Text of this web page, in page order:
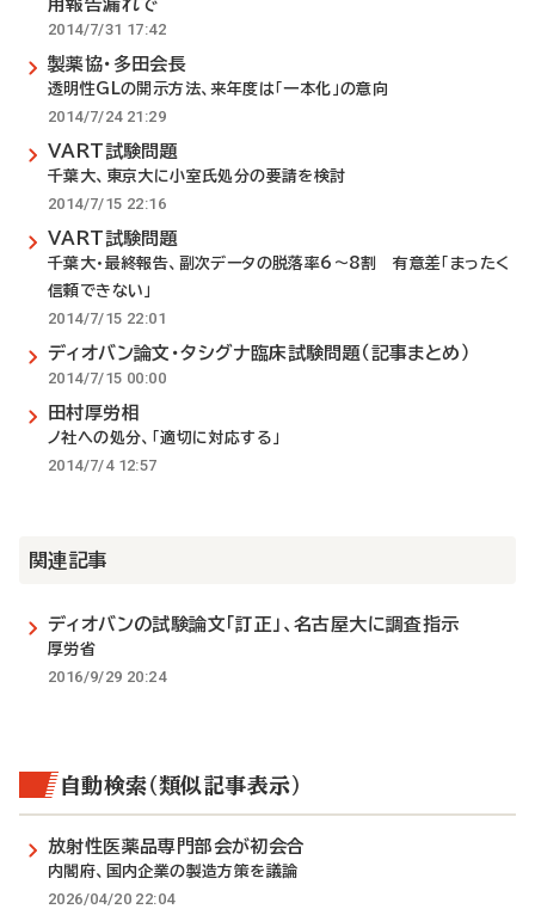
用報告漏れで
2014/7/31 17:42
製薬協・多田会長
透明性GLの開示方法、来年度は「一本化」の意向
2014/7/24 21:29
VART試験問題
千葉大、東京大に小室氏処分の要請を検討
2014/7/15 22:16
VART試験問題
千葉大・最終報告、副次データの脱落率6～8割 有意差「まったく
信頼できない」
2014/7/15 22:01
ディオバン論文・タシグナ臨床試験問題（記事まとめ）
2014/7/15 00:00
田村厚労相
ノ社への処分、「適切に対応する」
2014/7/4 12:57
関連記事
ディオバンの試験論文「訂正」、名古屋大に調査指示
厚労省
2016/9/29 20:24
自動検索（類似記事表示）
放射性医薬品専門部会が初会合
内閣府、国内企業の製造方策を議論
2026/04/20 22:04